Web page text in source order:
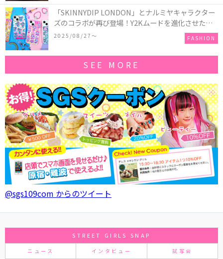
「SKINNYDIP LONDON」とナルミヤキャラクター
ズのコラボが再び登場！Y2Kムードを進化させた新
作コレクションを発売♪
2025/08/27〜 FASHION
SEE MORE
@sgs109com からのツイート
STREET GIRLS SNAP
ニュース インタビュー 試写会